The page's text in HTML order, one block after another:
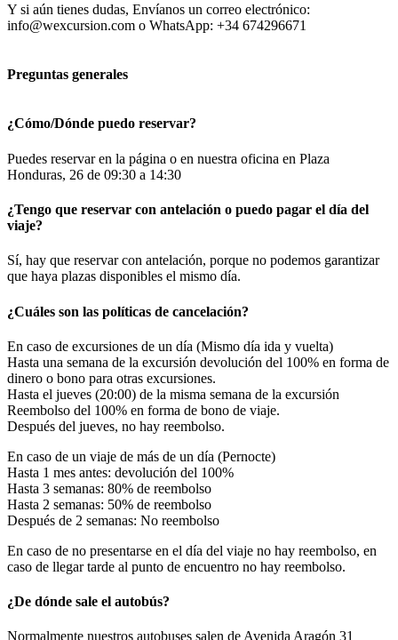
Y si aún tienes dudas, Envíanos un correo electrónico:
info@wexcursion.com o WhatsApp: +34 674296671
Preguntas generales
¿Cómo/Dónde puedo reservar?
Puedes reservar en la página o en nuestra oficina en Plaza
Honduras, 26 de 09:30 a 14:30
¿Tengo que reservar con antelación o puedo pagar el día del
viaje?
Sí, hay que reservar con antelación, porque no podemos garantizar
que haya plazas disponibles el mismo día.
¿Cuáles son las políticas de cancelación?
En caso de excursiones de un día (Mismo día ida y vuelta)
Hasta una semana de la excursión devolución del 100% en forma de
dinero o bono para otras excursiones.
Hasta el jueves (20:00) de la misma semana de la excursión
Reembolso del 100% en forma de bono de viaje.
Después del jueves, no hay reembolso.
En caso de un viaje de más de un día (Pernocte)
Hasta 1 mes antes: devolución del 100%
Hasta 3 semanas: 80% de reembolso
Hasta 2 semanas: 50% de reembolso
Después de 2 semanas: No reembolso
En caso de no presentarse en el día del viaje no hay reembolso, en
caso de llegar tarde al punto de encuentro no hay reembolso.
¿De dónde sale el autobús?
Normalmente nuestros autobuses salen de Avenida Aragón 31